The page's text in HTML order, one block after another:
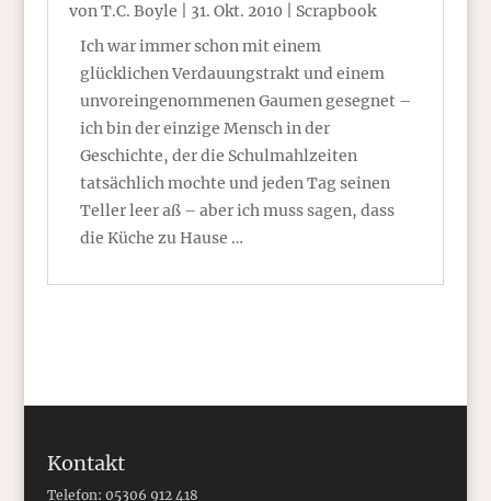
vonT.C. Boyle 31. Okt. 2010
Scrapbook
Ich war immer schon mit einem
glücklichen Verdauungstrakt und einem
unvoreingenommenen Gaumen gesegnet –
ich bin der einzige Mensch in der
Geschichte, der die Schulmahlzeiten
tatsächlich mochte und jeden Tag seinen
Teller leer aß – aber ich muss sagen, dass
die Küche zu Hause …
Kontakt
Telefon: 05306 912 418